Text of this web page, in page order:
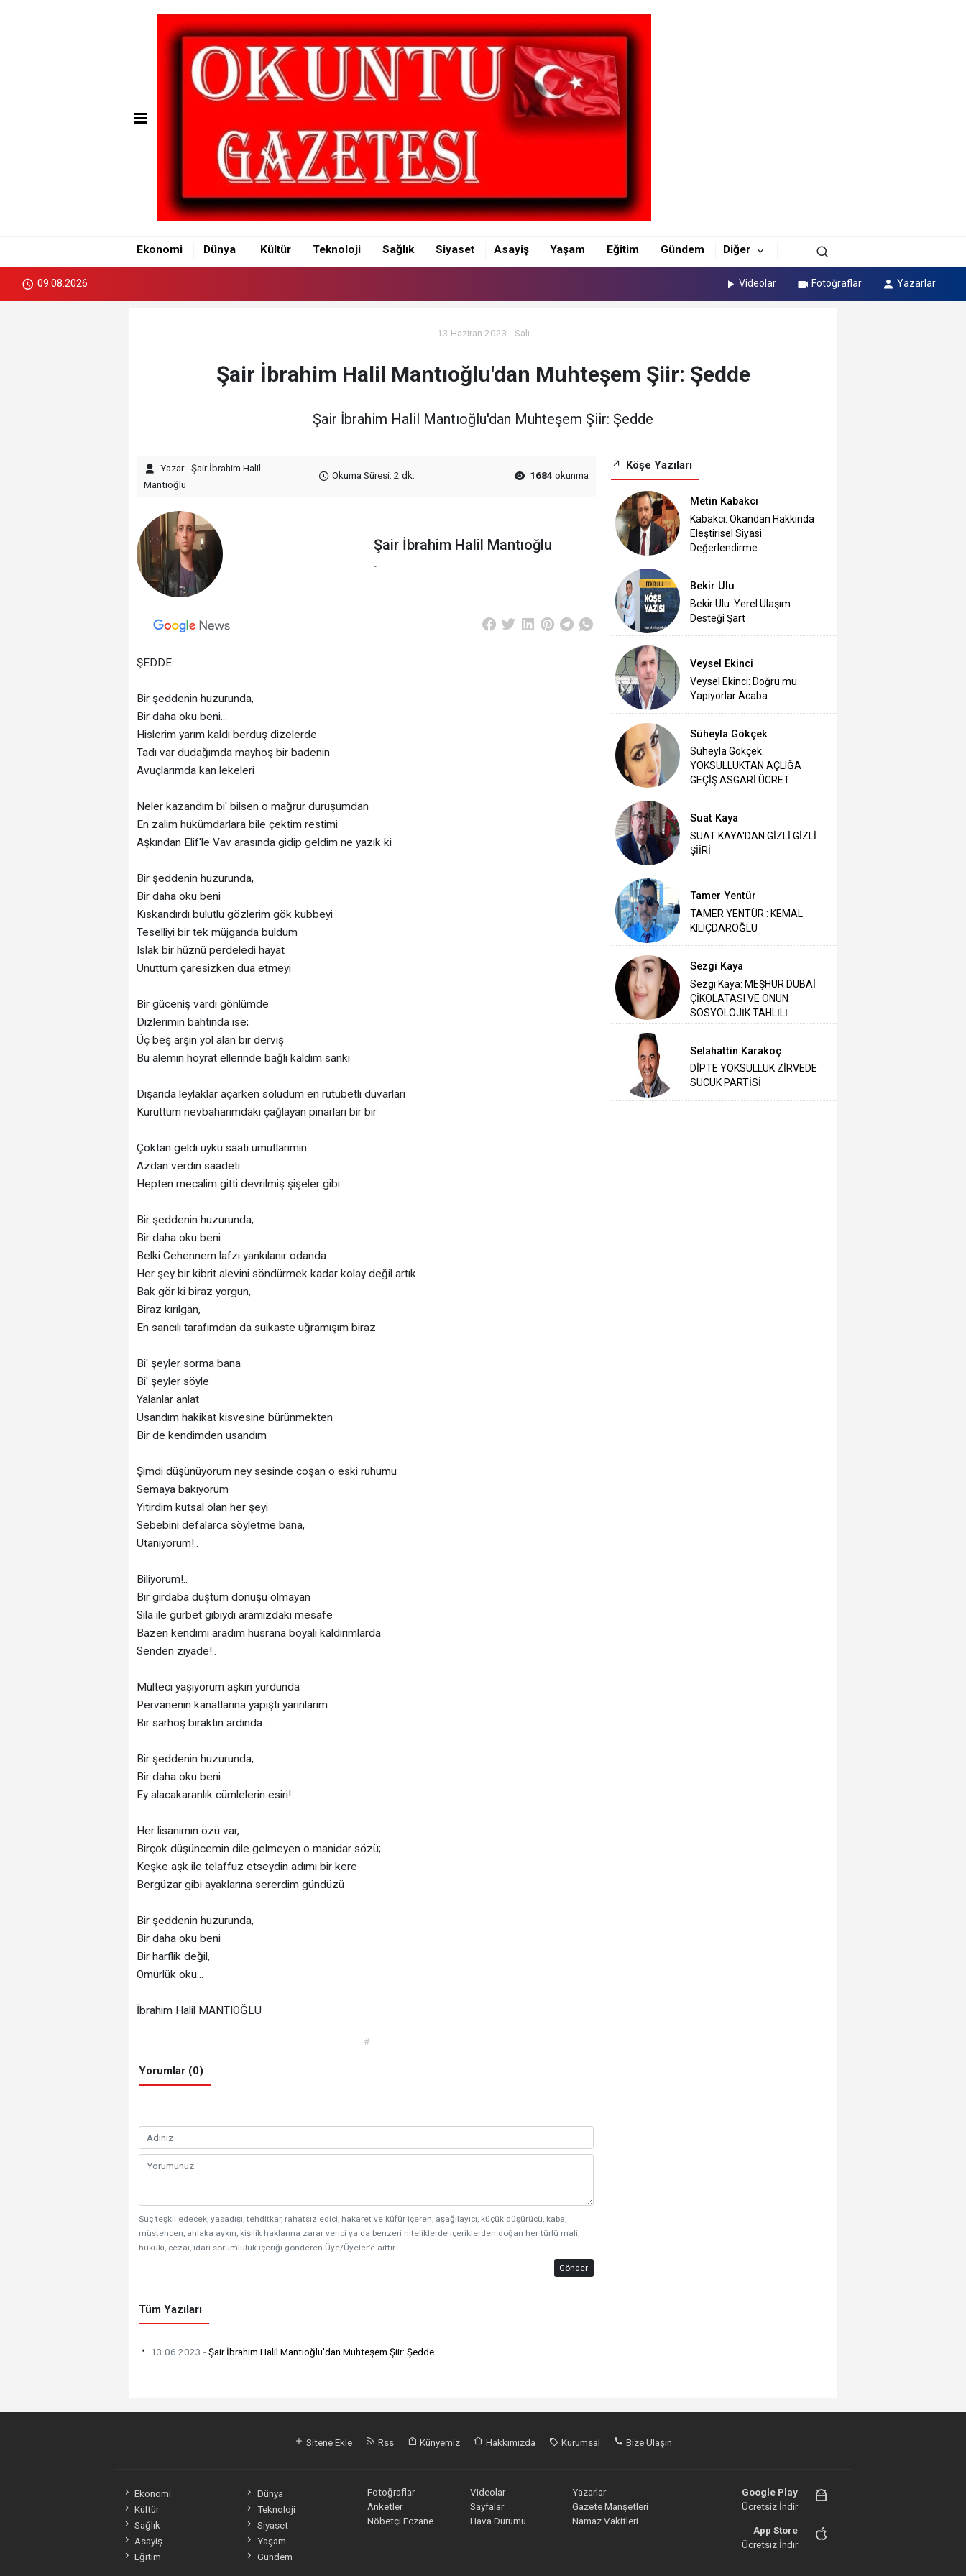
Ekonomi Dünya Kültür Teknoloji Sağlık Siyaset Asayiş Yaşam Eğitim Gündem Diğer
09.08.2026 Videolar Fotoğraflar Yazarlar
13 Haziran 2023 - Salı
Şair İbrahim Halil Mantıoğlu'dan Muhteşem Şiir: Şedde
Şair İbrahim Halil Mantıoğlu'dan Muhteşem Şiir: Şedde
Yazar - Şair İbrahim Halil
Mantıoğlu
Okuma Süresi: 2 dk. 1684 okunma
Şair İbrahim Halil Mantıoğlu
-
ŞEDDE
Bir şeddenin huzurunda,
Bir daha oku beni...
Hislerim yarım kaldı berduş dizelerde
Tadı var dudağımda mayhoş bir badenin
Avuçlarımda kan lekeleri
Neler kazandım bi' bilsen o mağrur duruşumdan
En zalim hükümdarlara bile çektim restimi
Aşkından Elif'le Vav arasında gidip geldim ne yazık ki
Bir şeddenin huzurunda,
Bir daha oku beni
Kıskandırdı bulutlu gözlerim gök kubbeyi
Teselliyi bir tek müjganda buldum
Islak bir hüznü perdeledi hayat
Unuttum çaresizken dua etmeyi
Bir güceniş vardı gönlümde
Dizlerimin bahtında ise;
Üç beş arşın yol alan bir derviş
Bu alemin hoyrat ellerinde bağlı kaldım sanki
Dışarıda leylaklar açarken soludum en rutubetli duvarları
Kuruttum nevbaharımdaki çağlayan pınarları bir bir
Çoktan geldi uyku saati umutlarımın
Azdan verdin saadeti
Hepten mecalim gitti devrilmiş şişeler gibi
Bir şeddenin huzurunda,
Bir daha oku beni
Belki Cehennem lafzı yankılanır odanda
Her şey bir kibrit alevini söndürmek kadar kolay değil artık
Bak gör ki biraz yorgun,
Biraz kırılgan,
En sancılı tarafımdan da suikaste uğramışım biraz
Bi' şeyler sorma bana
Bi' şeyler söyle
Yalanlar anlat
Usandım hakikat kisvesine bürünmekten
Bir de kendimden usandım
Şimdi düşünüyorum ney sesinde coşan o eski ruhumu
Semaya bakıyorum
Yitirdim kutsal olan her şeyi
Sebebini defalarca söyletme bana,
Utanıyorum!..
Biliyorum!..
Bir girdaba düştüm dönüşü olmayan
Sıla ile gurbet gibiydi aramızdaki mesafe
Bazen kendimi aradım hüsrana boyalı kaldırımlarda
Senden ziyade!..
Mülteci yaşıyorum aşkın yurdunda
Pervanenin kanatlarına yapıştı yarınlarım
Bir sarhoş bıraktın ardında...
Bir şeddenin huzurunda,
Bir daha oku beni
Ey alacakaranlık cümlelerin esiri!..
Her lisanımın özü var,
Birçok düşüncemin dile gelmeyen o manidar sözü;
Keşke aşk ile telaffuz etseydin adımı bir kere
Bergüzar gibi ayaklarına sererdim gündüzü
Bir şeddenin huzurunda,
Bir daha oku beni
Bir harflik değil,
Ömürlük oku...
İbrahim Halil MANTIOĞLU
#
Yorumlar (0)
Suç teşkil edecek, yasadışı, tehditkar, rahatsız edici, hakaret ve küfür içeren, aşağılayıcı, küçük düşürücü, kaba,
müstehcen, ahlaka aykırı, kişilik haklarına zarar verici ya da benzeri niteliklerde içeriklerden doğan her türlü mali,
hukuki, cezai, idari sorumluluk içeriği gönderen Üye/Üyeler’e aittir.
Gönder
Tüm Yazıları
13.06.2023 -Şair İbrahim Halil Mantıoğlu'dan Muhteşem Şiir: Şedde
Köşe Yazıları
Metin Kabakcı
Kabakcı: Okandan Hakkında
Eleştirisel Siyasi
Değerlendirme
Bekir Ulu
Bekir Ulu: Yerel Ulaşım
Desteği Şart
Veysel Ekinci
Veysel Ekinci: Doğru mu
Yapıyorlar Acaba
Süheyla Gökçek
Süheyla Gökçek:
YOKSULLUKTAN AÇLIĞA
GEÇİŞ ASGARİ ÜCRET
Suat Kaya
SUAT KAYA'DAN GİZLİ GİZLİ
ŞİİRİ
Tamer Yentür
TAMER YENTÜR : KEMAL
KILIÇDAROĞLU
Sezgi Kaya
Sezgi Kaya: MEŞHUR DUBAİ
ÇİKOLATASI VE ONUN
SOSYOLOJİK TAHLİLİ
Selahattin Karakoç
DİPTE YOKSULLUK ZİRVEDE
SUCUK PARTİSİ
Sitene Ekle Rss Künyemiz Hakkımızda Kurumsal Bize Ulaşın
Ekonomi
Dünya
Kültür
Teknoloji
Sağlık
Siyaset
Asayiş
Yaşam
Eğitim
Gündem
Fotoğraflar Videolar
Yazarlar
Anketler
Sayfalar
Gazete Manşetleri
Nöbetçi Eczane
Hava Durumu Namaz Vakitleri
Google Play
Ücretsiz İndir
App Store
Ücretsiz İndir